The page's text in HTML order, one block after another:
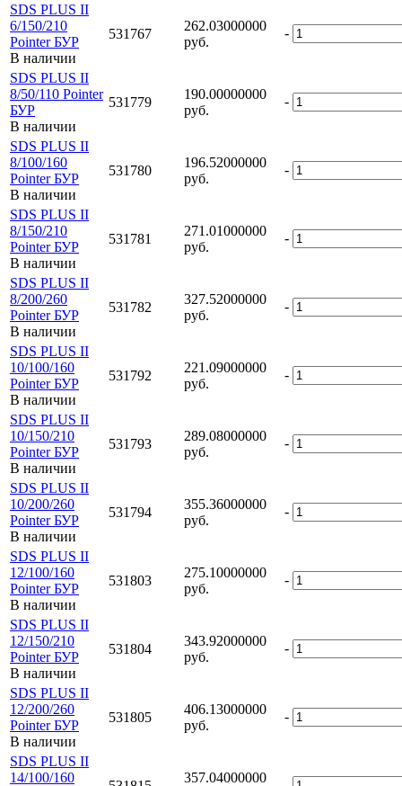
SDS PLUS II
6/150/210
Pointer БУР
В наличии
531767
262.03000000
руб.
-
SDS PLUS II
8/50/110 Pointer
БУР
В наличии
531779
190.00000000
руб.
-
SDS PLUS II
8/100/160
Pointer БУР
В наличии
531780
196.52000000
руб.
-
SDS PLUS II
8/150/210
Pointer БУР
В наличии
531781
271.01000000
руб.
-
SDS PLUS II
8/200/260
Pointer БУР
В наличии
531782
327.52000000
руб.
-
SDS PLUS II
10/100/160
Pointer БУР
В наличии
531792
221.09000000
руб.
-
SDS PLUS II
10/150/210
Pointer БУР
В наличии
531793
289.08000000
руб.
-
SDS PLUS II
10/200/260
Pointer БУР
В наличии
531794
355.36000000
руб.
-
SDS PLUS II
12/100/160
Pointer БУР
В наличии
531803
275.10000000
руб.
-
SDS PLUS II
12/150/210
Pointer БУР
В наличии
531804
343.92000000
руб.
-
SDS PLUS II
12/200/260
Pointer БУР
В наличии
531805
406.13000000
руб.
-
SDS PLUS II
14/100/160
357.04000000